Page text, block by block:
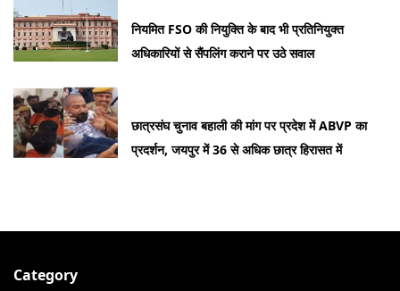
नियमित FSO की नियुक्ति के बाद भी प्रतिनियुक्त
अधिकारियों से सैंपलिंग कराने पर उठे सवाल
छात्रसंघ चुनाव बहाली की मांग पर प्रदेश में ABVP का
प्रदर्शन, जयपुर में 36 से अधिक छात्र हिरासत में
Category